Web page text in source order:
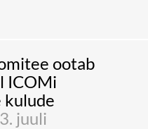
ootab
ICOMi
kulude
juuli